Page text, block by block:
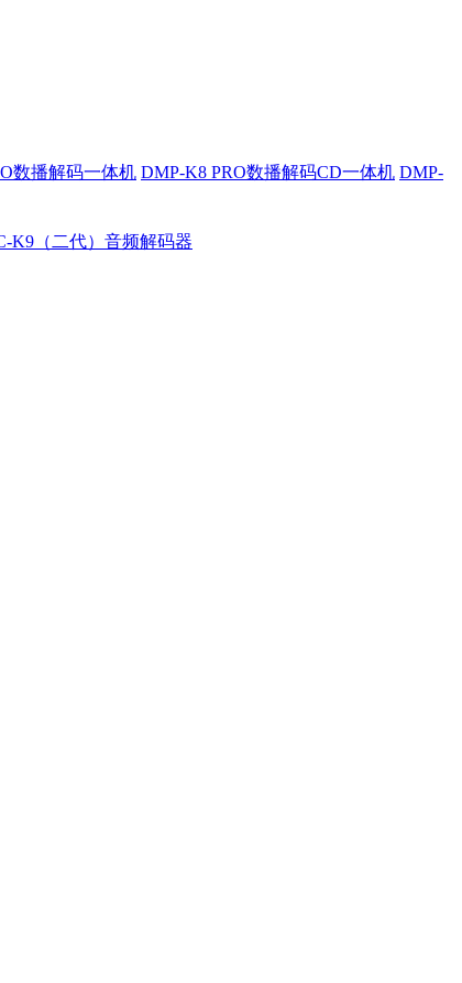
数播解码一体机 DMP-K8 PRO数播解码CD一体机 DMP-
K9（二代）音频解码器